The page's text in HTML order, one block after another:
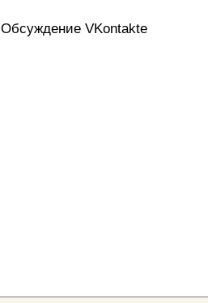
Обсуждение VKontakte